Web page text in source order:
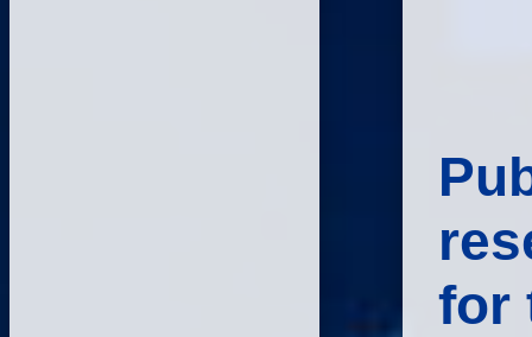
for